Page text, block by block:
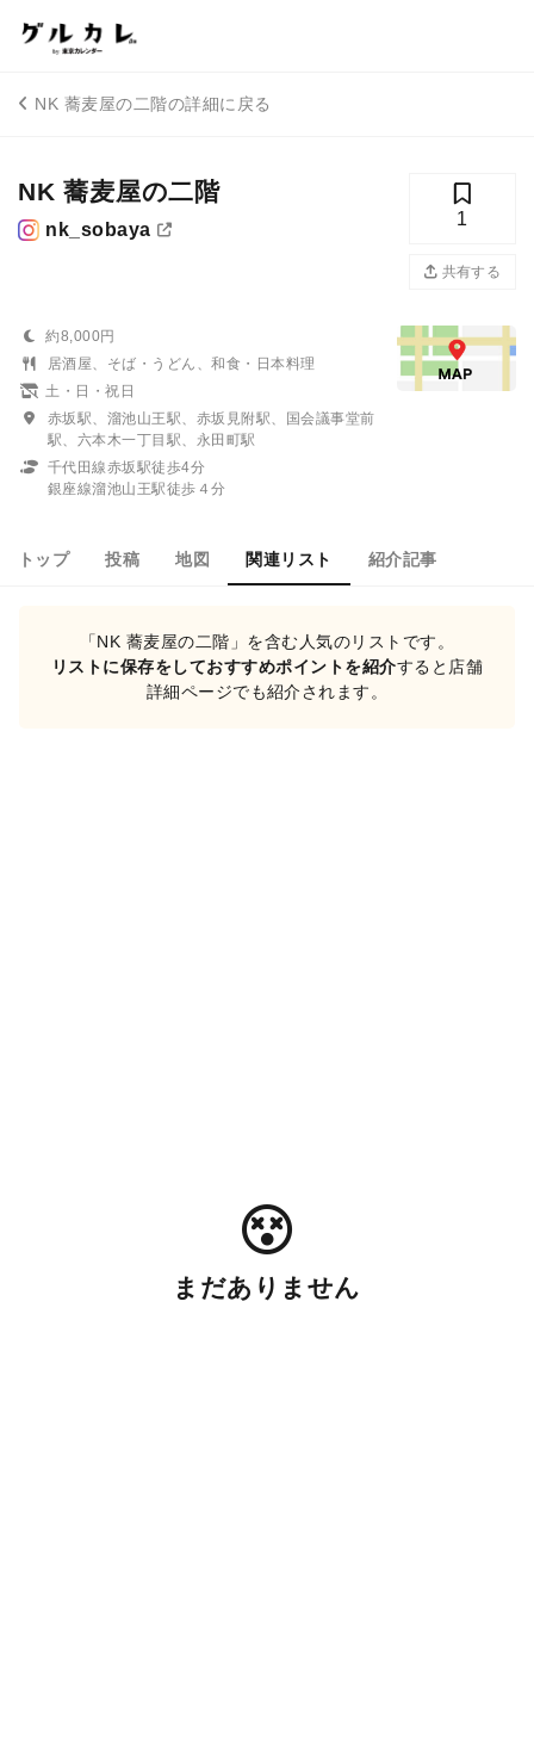
NK 蕎麦屋の二階の詳細に戻る
NK 蕎麦屋の二階
nk_sobaya
1
共有する
約8,000円
居酒屋、そば・うどん、和食・日本料理
土・日・祝日
赤坂駅、溜池山王駅、赤坂見附駅、国会議事堂前
駅、六本木一丁目駅、永田町駅
千代田線赤坂駅徒歩4分
銀座線溜池山王駅徒歩４分
トップ 投稿 地図 関連リスト 紹介記事
「NK 蕎麦屋の二階」を含む人気のリストです。
リストに保存をしておすすめポイントを紹介すると店舗
詳細ページでも紹介されます。
まだありません